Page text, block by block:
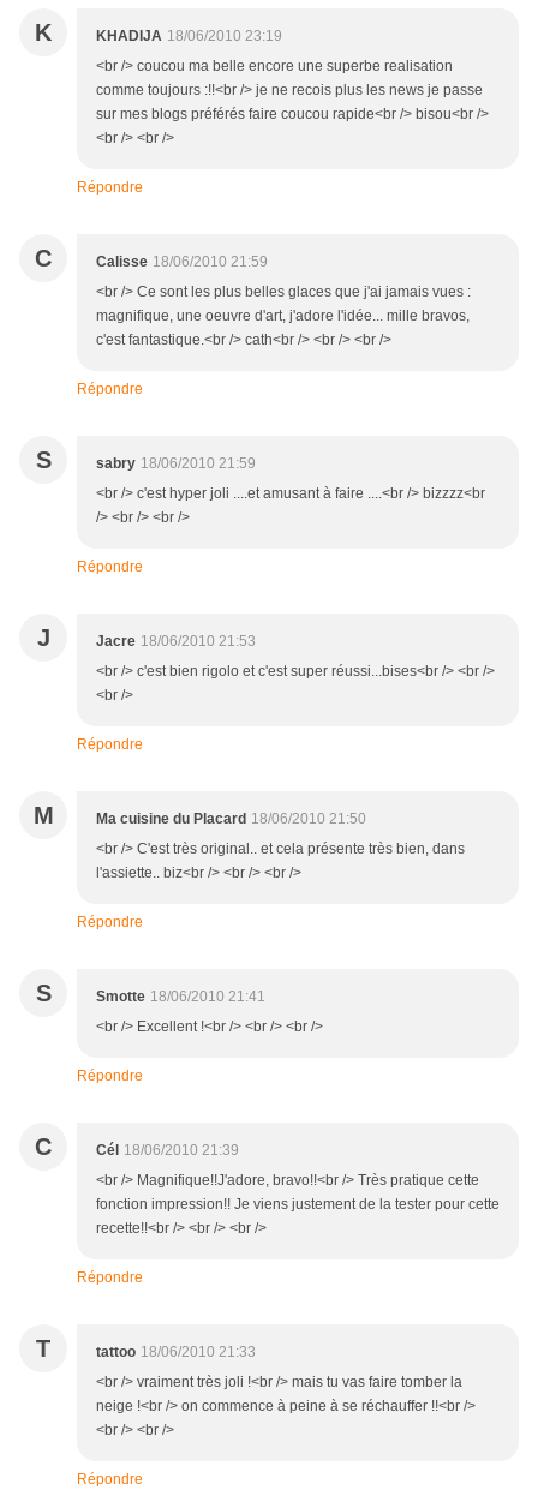
K KHADIJA 18/06/2010 23:19
<br /> coucou ma belle encore une superbe realisation
comme toujours :!!<br /> je ne recois plus les news je passe
sur mes blogs préférés faire coucou rapide<br /> bisou<br />
<br /> <br />
Répondre
C Calisse 18/06/2010 21:59
<br /> Ce sont les plus belles glaces que j'ai jamais vues :
magnifique, une oeuvre d'art, j'adore l'idée... mille bravos,
c'est fantastique.<br /> cath<br /> <br /> <br />
Répondre
S sabry 18/06/2010 21:59
<br /> c'est hyper joli ....et amusant à faire ....<br /> bizzzz<br
/> <br /> <br />
Répondre
J Jacre 18/06/2010 21:53
<br /> c'est bien rigolo et c'est super réussi...bises<br /> <br />
<br />
Répondre
M Ma cuisine du Placard 18/06/2010 21:50
<br /> C'est très original.. et cela présente très bien, dans
l'assiette.. biz<br /> <br /> <br />
Répondre
S Smotte 18/06/2010 21:41
<br /> Excellent !<br /> <br /> <br />
Répondre
C Cél 18/06/2010 21:39
<br /> Magnifique!!J'adore, bravo!!<br /> Très pratique cette
fonction impression!! Je viens justement de la tester pour cette
recette!!<br /> <br /> <br />
Répondre
T tattoo 18/06/2010 21:33
<br /> vraiment très joli !<br /> mais tu vas faire tomber la
neige !<br /> on commence à peine à se réchauffer !!<br />
<br /> <br />
Répondre